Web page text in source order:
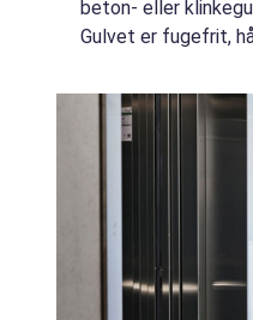
beton- eller
Gulvet er fugefrit,
værksteder,